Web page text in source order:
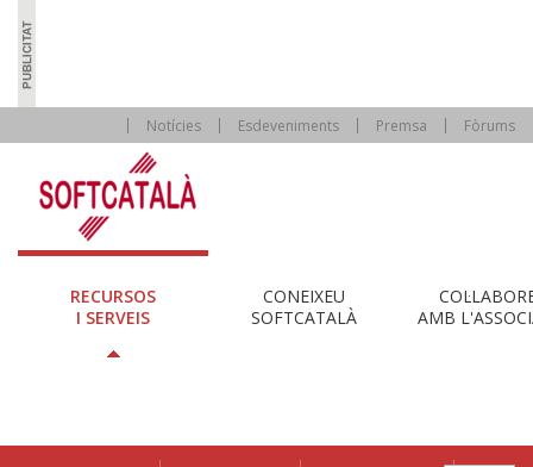
Notícies Esdeveniments Premsa Fòrums
RECURSOS
I SERVEIS
CONEIXEU
SOFTCATALÀ
AMB